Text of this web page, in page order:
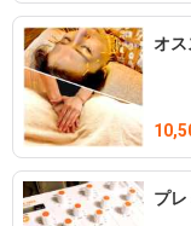
オ
プ